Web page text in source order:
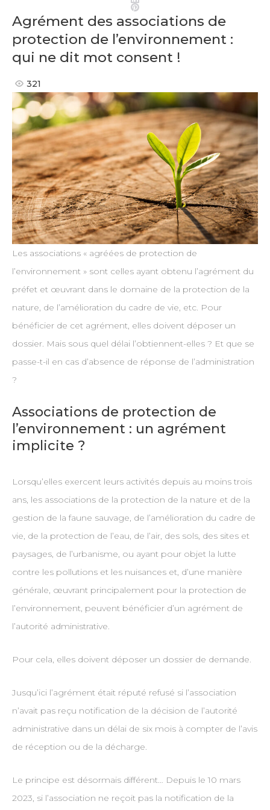
Pinterest
Agrément des associations de
protection de l’environnement :
qui ne dit mot consent !
321
Les associations « agréées de protection de
l’environnement » sont celles ayant obtenu l’agrément du
préfet et œuvrant dans le domaine de la protection de la
nature, de l’amélioration du cadre de vie, etc. Pour
bénéficier de cet agrément, elles doivent déposer un
dossier. Mais sous quel délai l’obtiennent-elles ? Et que se
passe-t-il en cas d’absence de réponse de l’administration
?
Associations de protection de
l’environnement : un agrément
implicite ?
Lorsqu’elles exercent leurs activités depuis au moins trois
ans, les associations de la protection de la nature et de la
gestion de la faune sauvage, de l’amélioration du cadre de
vie, de la protection de l’eau, de l’air, des sols, des sites et
paysages, de l’urbanisme, ou ayant pour objet la lutte
contre les pollutions et les nuisances et, d’une manière
générale, œuvrant principalement pour la protection de
l’environnement, peuvent bénéficier d’un agrément de
l’autorité administrative.
Pour cela, elles doivent déposer un dossier de demande.
Jusqu’ici l’agrément était réputé refusé si l’association
n’avait pas reçu notification de la décision de l’autorité
administrative dans un délai de six mois à compter de l’avis
de réception ou de la décharge.
Le principe est désormais différent… Depuis le 10 mars
2023, si l’association ne reçoit pas la notification de la